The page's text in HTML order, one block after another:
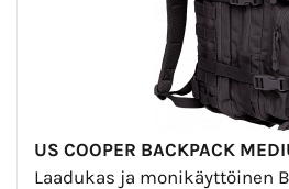
US COOPER BACKPACK
Laadukas ja monikäyttöinen